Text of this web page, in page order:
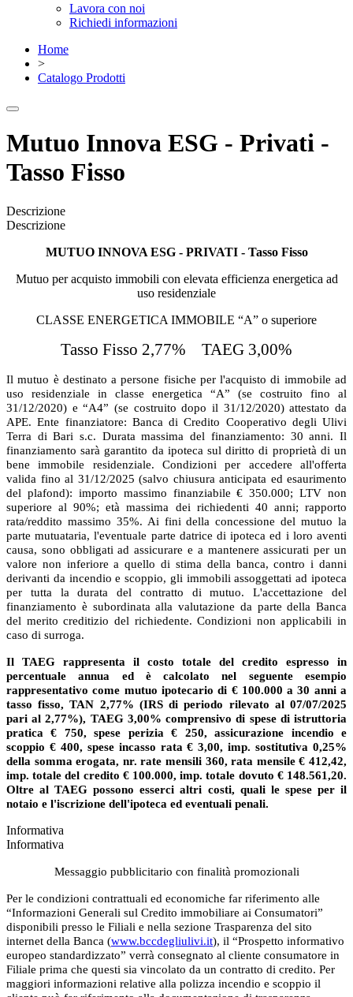
Lavora con noi
Richiedi informazioni
Home
>
Catalogo Prodotti
Mutuo Innova ESG - Privati -
Tasso Fisso
Descrizione
Descrizione
MUTUO INNOVA ESG - PRIVATI - Tasso Fisso
Mutuo per acquisto immobili con elevata efficienza energetica ad
uso residenziale
CLASSE ENERGETICA IMMOBILE “A” o superiore
Tasso Fisso 2,77% TAEG 3,00%
Il mutuo è destinato a persone fisiche per l'acquisto di immobile ad
uso residenziale in classe energetica “A” (se costruito fino al
31/12/2020) e “A4” (se costruito dopo il 31/12/2020) attestato da
APE. Ente finanziatore: Banca di Credito Cooperativo degli Ulivi
Terra di Bari s.c. Durata massima del finanziamento: 30 anni. Il
finanziamento sarà garantito da ipoteca sul diritto di proprietà di un
bene immobile residenziale. Condizioni per accedere all'offerta
valida fino al 31/12/2025 (salvo chiusura anticipata ed esaurimento
del plafond): importo massimo finanziabile € 350.000; LTV non
superiore al 90%; età massima dei richiedenti 40 anni; rapporto
rata/reddito massimo 35%. Ai fini della concessione del mutuo la
parte mutuataria, l'eventuale parte datrice di ipoteca ed i loro aventi
causa, sono obbligati ad assicurare e a mantenere assicurati per un
valore non inferiore a quello di stima della banca, contro i danni
derivanti da incendio e scoppio, gli immobili assoggettati ad ipoteca
per tutta la durata del contratto di mutuo. L'accettazione del
finanziamento è subordinata alla valutazione da parte della Banca
del merito creditizio del richiedente. Condizioni non applicabili in
caso di surroga.
Il TAEG rappresenta il costo totale del credito espresso in
percentuale annua ed è calcolato nel seguente esempio
rappresentativo come mutuo ipotecario di € 100.000 a 30 anni a
tasso fisso, TAN 2,77% (IRS di periodo rilevato al 07/07/2025
pari al 2,77%), TAEG 3,00% comprensivo di spese di istruttoria
pratica € 750, spese perizia € 250, assicurazione incendio e
scoppio € 400, spese incasso rata € 3,00, imp. sostitutiva 0,25%
della somma erogata, nr. rate mensili 360, rata mensile € 412,42,
imp. totale del credito € 100.000, imp. totale dovuto € 148.561,20.
Oltre al TAEG possono esserci altri costi, quali le spese per il
notaio e l'iscrizione dell'ipoteca ed eventuali penali.
Informativa
Informativa
Messaggio pubblicitario con finalità promozionali
Per le condizioni contrattuali ed economiche far riferimento alle
“Informazioni Generali sul Credito immobiliare ai Consumatori”
disponibili presso le Filiali e nella sezione Trasparenza del sito
internet della Banca (www.bccdegliulivi.it), il “Prospetto informativo
europeo standardizzato” verrà consegnato al cliente consumatore in
Filiale prima che questi sia vincolato da un contratto di credito. Per
maggiori informazioni relative alla polizza incendio e scoppio il